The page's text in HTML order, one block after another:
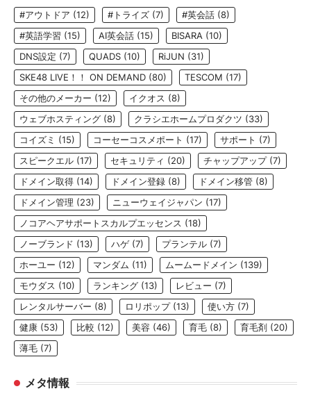
#アウトドア (12) #トライズ (7) #英会話 (8)
#英語学習 (15) AI英会話 (15) BISARA (10)
DNS設定 (7) QUADS (10) RiJUN (31)
SKE48 LIVE！！ ON DEMAND (80) TESCOM (17)
その他のメーカー (12) イクオス (8)
ウェブホスティング (8) クラシエホームプロダクツ (33)
コイズミ (15) コーセーコスメポート (17) サポート (7)
スピークエル (17) セキュリティ (20) チャップアップ(7)
ドメイン取得 (14) ドメイン登録 (8) ドメイン移管 (8)
ドメイン管理 (23) ニューウェイジャパン (17)
ノコアヘアサポートスカルプエッセンス (18)
ノーブランド (13) ハゲ (7) プランテル (7)
ホーユー (12) マンダム (11) ムームードメイン (139)
モウダス (10) ランキング (13) レビュー (7)
レンタルサーバー (8) ロリポップ(13) 使い方 (7)
健康 (53) 比較 (12) 美容 (46) 育毛 (8) 育毛剤 (20)
薄毛 (7)
メタ情報